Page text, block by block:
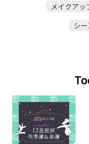
メイクアッ
シ